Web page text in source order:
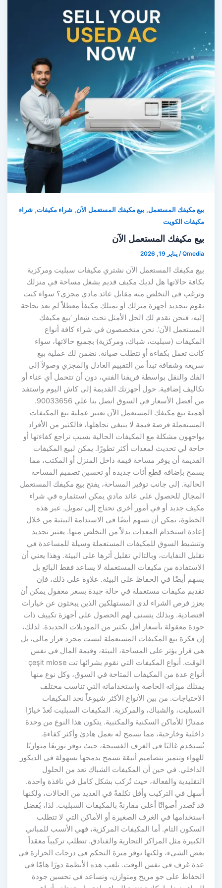
بيع مكيفك المستعمل, بيع مكيفك المستعمل الآن,شراء مكيفات,شراء
مكيفات الكويت
بيع مكيفك المستعمل الآن
Qmedia
/يناير 19, 2026
بيع مكيفك المستعمل الآن نشتري مكيفات سبليت ومركزية
بكافة حالاتها هل لديك مكيف قديم يشغل مساحة في منزلك
وترغب في التخلص منه مقابل عائد مادي مجزي؟ سواء كنت
تقوم بتجديد أجهزة منزلك أو تمتلك مكيفاً معطلاً لم تعد بحاجة
إليه، فنحن نقدم لك الحل الأمثل تحت شعار ‘بيع مكيفك
المستعمل الآن’. نحن متخصصون في شراء كافة أنواع
المكيفات (سبليت، شباك، ومركزية) بجميع حالاتها، سواء
كانت تعمل بكفاءة أو تتطلب صيانة. نضمن لك عملية بيع
سريعة وشفافة تبدأ من التقييم العادل والمجزي وصولاً إلى
الفك والنقل بواسطة فريقنا الفني، دون أن تتحمل أي عناء أو
تكاليف إضافية. حول أجهزتك القديمة إلى كاش اليوم واستفد
من أفضل الأسعار في السوق اتصل بنا علي 90033656.
أهمية بيع مكيفك المستعمل الآن تعتبر عملية بيع المكيفات
المستعملة فرصة قيمة لا ينبغي تجاهلها، فالكثير من الأفراد
يواجهون مشكلة مع المكيفات الحالية بسبب تراجع كفاءتها أو
حاجة لي تحديث لمعدات أكثر تطورًا. يمكن لبيع المكيفات
القديمة أن يوفر مساحة قيمة داخل المنزل أو المكتب، مما
يسمح بإضافة قطع أثاث جديدة أو تحسين تصميم المساحة
الحالية. إلى جانب توفير المساحة، يفتح بيع مكيفك المستعمل
المجال للحصول على عائد مادي يمكن استثماره في شراء
مكيف جديد أو في أمور أخرى تحتاج إلى تمويل. عبر هذه
الخطوة، يمكن أن تسهم أيضًا في الاستدامة البيئية من خلال
إعادة استخدام المعدات بدلاً من التخلص منها. يعتبر تجديد
وتنشيط السوق للمكيفات المستعملة وسيلة للمساعدة في
تقليل النفايات، وبالتالي تقليل أثرها على البيئة. وهذا يعني أن
الاستفادة من مكيفات المستعملة لا يساعد فقط البائع بل
يسهم أيضًا في الحفاظ على البيئة. علاوة على ذلك، فإن
تقديم مكيفات مستعملة في حالة جيدة بسعر معقول يمكن أن
يعزز فرص الشراء لدى المستهلكين الذين يبحثون عن خيارات
اقتصادية. وبذلك يتسنى لهم الحصول على أجهزة تكييف ذات
جودة معقولة بأسعار أقل بكثير من الموديلات الجديدة. لذلك،
إن فكرة بيع المكيفات المستعملة ليست مجرد قرار مالي، بل
هي قرار يؤثر على المساحة، البيئة، وقيمة المال في نفس
الوقت. أنواع المكيفات التي نقوم بشرائها تت çeşit mlose
أنواع عدة من المكيفات المتاحة في السوق، وكل نوع منها
يمتلك ميزاته الخاصة واستخداماته التي تناسب مختلف
الاحتياجات. من بين الأنواع الأكثر شيوعاً نجد المكيفات
السبليت، والشباك، والمركزية. المكيفات السبليت تُعدّ خيارًا
ممتازًا للأماكن السكنية والمكتبية. يتكون هذا النوع من وحدة
داخلية وخارجية، مما يسمح له بعمل هادئ وأكثر كفاءة.
تُستخدم غالبًا في الغرف الفسيحة، حيث توفر توزيعًا متوازنًا
للهواء وتتميز بتصاميم أنيقة تسمح بدمجها بسهولة في الديكور
الداخلي. في حين أن المكيفات الشباك تعد من الحلول
التقليدية والفعالة، حيث تُركب بشكل كامل في نافذة واحدة.
أسهل في التركيب وأقل تكلفةً في العديد من الحالات، ولكنها
قد تُصدر أصواتًا أعلى مقارنةً بالمكيفات السبليت. لذا، يُفضل
استخدامها في الغرف الصغيرة أو الأماكن التي لا تتطلب
السكون التام. أما المكيفات المركزية، فهي الأنسب للمباني
الكبيرة مثل المراكز التجارية والفنادق. تتطلب تركيباً معقداً
بعض الشيء، ولكنها توفر ميزة التحكم في درجات الحرارة في
عدة غرف في نفس الوقت. تلعب هذه الأنظمة دورًا هامًا في
الحفاظ على جو مريح ومتوازن، وتساعد في تحسين جودة